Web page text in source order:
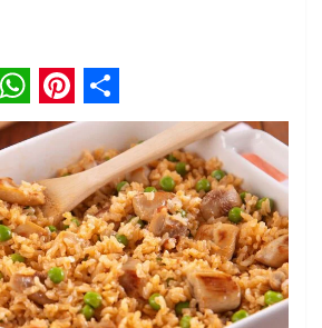
Pinterest
Share